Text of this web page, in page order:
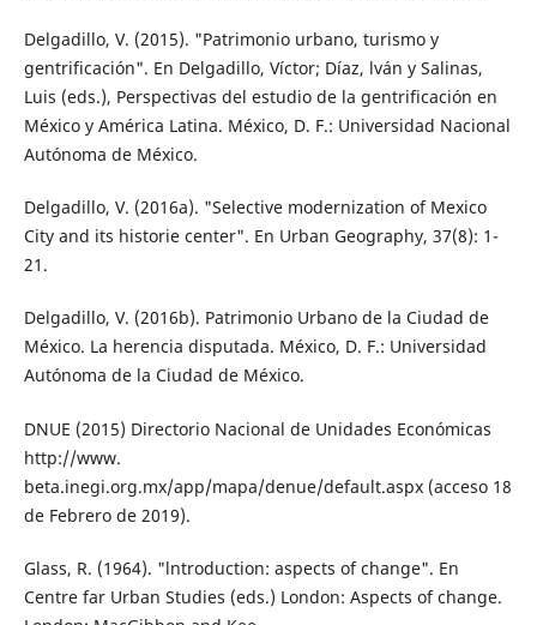
Delgadillo, V. (2015). "Patrimonio urbano, tu­rismo y
gentrificación". En Delgadillo, Víctor; Díaz, lván y Salinas,
Luis (eds.), Perspectivas del estudio de la gentrificación en
México y América Latina. México, D. F.: Universidad Nacional
Autónoma de México.
Delgadillo, V. (2016a). "Selective moderniza­tion of Mexico
City and its historie center". En Urban Geography, 37(8): 1-
21.
Delgadillo, V. (2016b). Patrimonio Urbano de la Ciudad de
México. La herencia disputa­da. México, D. F.: Universidad
Autónoma de la Ciudad de México.
DNUE (2015) Directorio Nacional de Unidades Económicas
http://www.
beta.inegi.org.mx/app/mapa/denue/default.aspx (acceso 18
de Febrero de 2019).
Glass, R. (1964). "lntroduction: aspects of change". En
Centre far Urban Studies (eds.) London: Aspects of change.